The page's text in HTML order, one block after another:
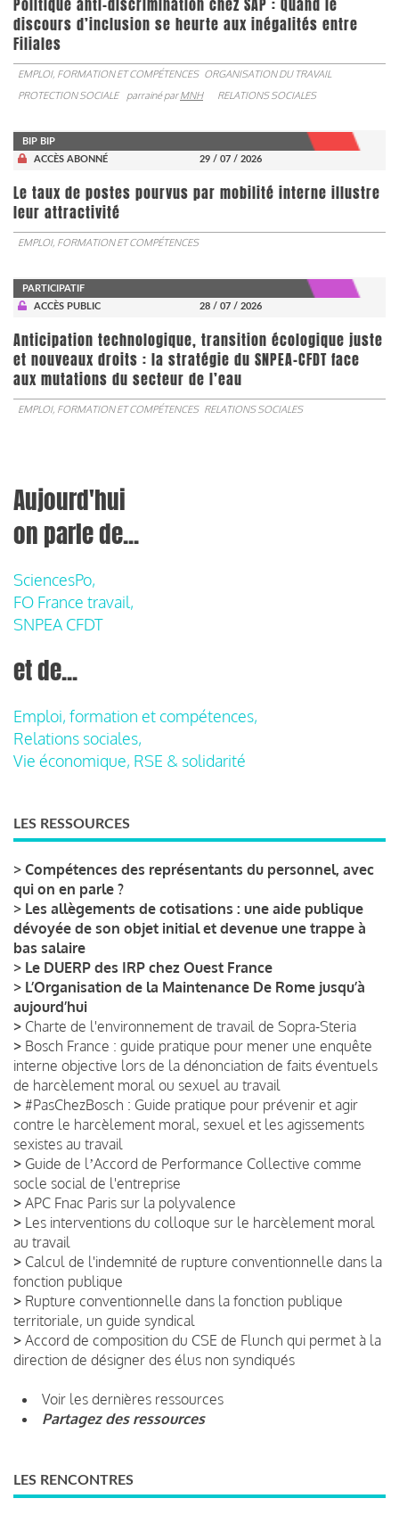
Politique anti-discrimination chez SAP : Quand le
discours d’inclusion se heurte aux inégalités entre
Filiales
EMPLOI, FORMATION ET COMPÉTENCES ORGANISATION DU TRAVAIL
PROTECTION SOCIALE
parrainé parMNH RELATIONS SOCIALES
BIP BIP
ACCÈS ABONNÉ
29 / 07 / 2026
Le taux de postes pourvus par mobilité interne illustre
leur attractivité
EMPLOI, FORMATION ET COMPÉTENCES
PARTICIPATIF
ACCÈS PUBLIC
28 / 07 / 2026
Anticipation technologique, transition écologique juste
et nouveaux droits : la stratégie du SNPEA-CFDT face
aux mutations du secteur de l’eau
EMPLOI, FORMATION ET COMPÉTENCES RELATIONS SOCIALES
Aujourd'hui
on parle de...
SciencesPo,
FO France travail,
SNPEA CFDT
et de...
Emploi, formation et compétences,
Relations sociales,
Vie économique, RSE & solidarité
LES RESSOURCES
> Compétences des représentants du personnel, avec
qui on en parle ?
> Les allègements de cotisations : une aide publique
dévoyée de son objet initial et devenue une trappe à
bas salaire
> Le DUERP des IRP chez Ouest France
> L’Organisation de la Maintenance De Rome jusqu’à
aujourd’hui
> Charte de l'environnement de travail de Sopra-Steria
> Bosch France : guide pratique pour mener une enquête
interne objective lors de la dénonciation de faits éventuels
de harcèlement moral ou sexuel au travail
> #PasChezBosch : Guide pratique pour prévenir et agir
contre le harcèlement moral, sexuel et les agissements
sexistes au travail
> Guide de lʼAccord de Performance Collective comme
socle social de l'entreprise
> APC Fnac Paris sur la polyvalence
> Les interventions du colloque sur le harcèlement moral
au travail
> Calcul de l'indemnité de rupture conventionnelle dans la
fonction publique
> Rupture conventionnelle dans la fonction publique
territoriale, un guide syndical
> Accord de composition du CSE de Flunch qui permet à la
direction de désigner des élus non syndiqués
Voir les dernières ressources
Partagez des ressources
LES RENCONTRES